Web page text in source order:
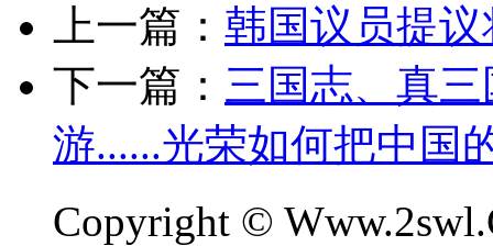
上一篇： 韩国议员提
下一篇： 三国志、真
游......光荣如何把中国
Copyright ©